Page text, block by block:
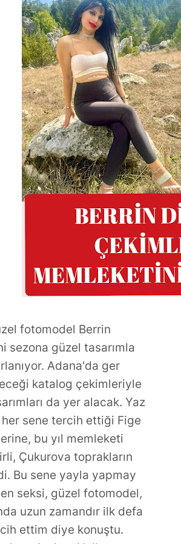
fotomodel Berrin
sezona güzel tasarımla
Adana'da ger
katalog çekimleriyle
da yer alacak. Yaz
sene tercih ettiği Fige
bu yıl memleketi
Çukurova toprakların
Bu sene yayla yapmay
seksi, güzel fotomodel,
uzun zamandır ilk defa
ettim diye konuştu.
YAPMIYORUM